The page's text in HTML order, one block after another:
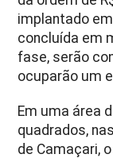
implantado
concluída em
fase, serão
ocuparão um
Em uma área
quadrados,
de Camaçari,